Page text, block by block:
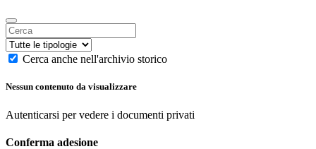
Cerca anche nell'archivio storico
Nessun contenuto da visualizzare
Autenticarsi per vedere i documenti privati
Conferma adesione